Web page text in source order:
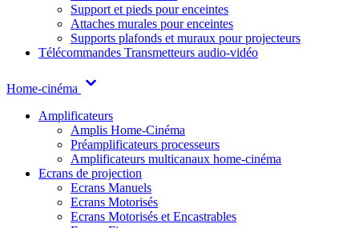
Support et pieds pour enceintes
Attaches murales pour enceintes
Supports plafonds et muraux pour projecteurs
Télécommandes Transmetteurs audio-vidéo
Home-cinéma
Amplificateurs
Amplis Home-Cinéma
Préamplificateurs processeurs
Amplificateurs multicanaux home-cinéma
Ecrans de projection
Ecrans Manuels
Ecrans Motorisés
Ecrans Motorisés et Encastrables